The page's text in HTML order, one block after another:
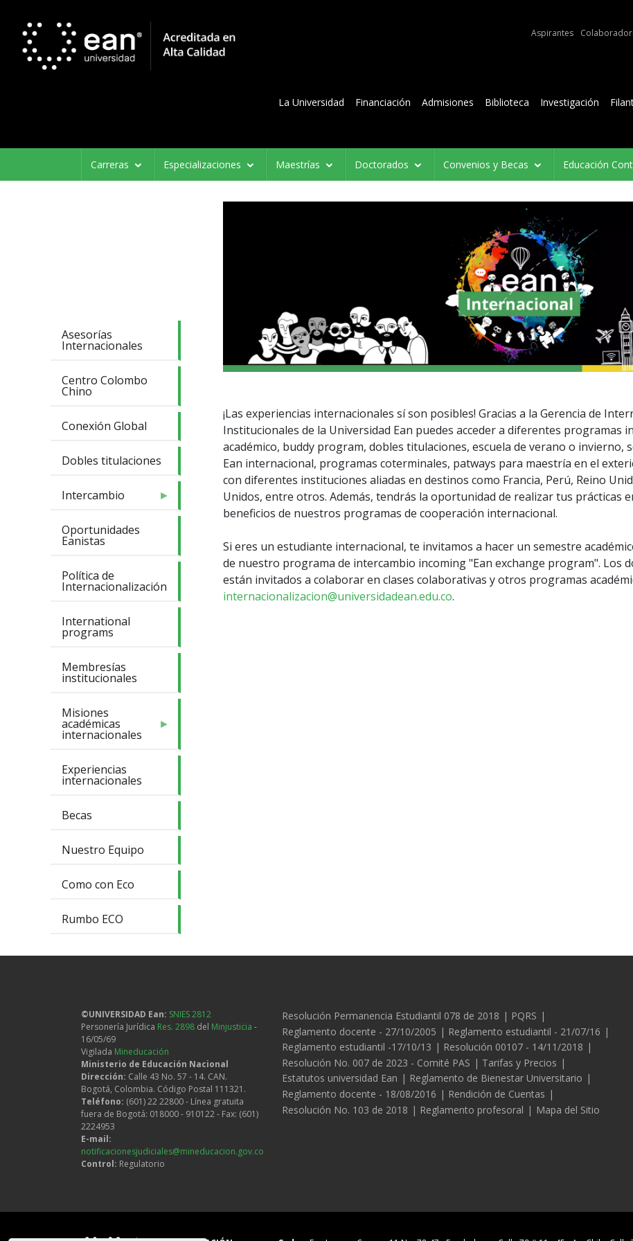
Aspirantes
La Universidad Financiación Admisiones Biblioteca Investigación
Navegación
principal
Carreras Especializaciones Maestrías Doctorados Convenios y Becas Educación
Asesorías
Internacionales
Centro Colombo
Chino
Conexión Global
Dobles titulaciones
Intercambio
Oportunidades
Eanistas
Política de
Internacionalización
International
programs
Membresías
institucionales
Misiones
académicas
internacionales
Experiencias
internacionales
Becas
Nuestro Equipo
Como con Eco
Rumbo ECO
¡Las experiencias internacionales sí son posibles! Gracias a la Gerencia de
Institucionales de la Universidad Ean puedes acceder a diferentes programas
académico, buddy program, dobles titulaciones, escuela de verano o invierno,
Ean internacional, programas coterminales, patways para maestría en el
con diferentes instituciones aliadas en destinos como Francia, Perú, Reino
Unidos, entre otros. Además, tendrás la oportunidad de realizar tus prácticas
beneficios de nuestros programas de cooperación internacional.
Si eres un estudiante internacional, te invitamos a hacer un semestre
de nuestro programa de intercambio incoming "Ean exchange program". Los
están invitados a colaborar en clases colaborativas y otros programas
internacionalizacion@universidadean.edu.co.
©UNIVERSIDAD Ean: SNIES 2812
Personería Jurídica Res. 2898 del Minjusticia -
16/05/69
Vigilada Mineducación
Ministerio de Educación Nacional
Dirección: Calle 43 No. 57 - 14. CAN.
Bogotá, Colombia. Código Postal 111321.
Teléfono: (601) 22 22800 - Línea gratuita
fuera de Bogotá: 018000 - 910122 - Fax: (601)
2224953
E-mail:
notificacionesjudiciales@mineducacion.gov.co
Control: Regulatorio
Legales
Resolución Permanencia Estudiantil 078 de 2018
PQRS
Reglamento docente - 27/10/2005
Reglamento estudiantil - 21/07/16
Reglamento estudiantil -17/10/13
Resolución 00107 - 14/11/2018
Resolución No. 007 de 2023 - Comité PAS
Tarifas y Precios
Estatutos universidad Ean
Reglamento de Bienestar Universitario
Reglamento docente - 18/08/2016
Rendición de Cuentas
Resolución No. 103 de 2018
Reglamento profesoral Mapa del Sitio